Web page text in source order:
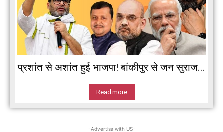
प्रशांत से अशांत हुई भाजपा! बांकीपुर से जन सुराज...
Read more
-Advertise with US-